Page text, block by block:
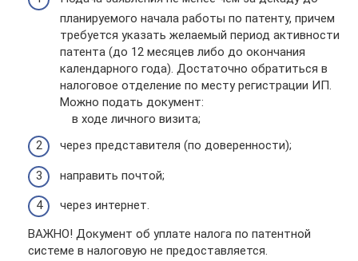
планируемого начала работы по патенту, причем
требуется указать желаемый период активности
патента (до 12 месяцев либо до окончания
календарного года). Достаточно обратиться в
налоговое отделение по месту регистрации ИП.
Можно подать документ:
в ходе личного визита;
через представителя (по доверенности);
направить почтой;
через интернет.
ВАЖНО! Документ об уплате налога по патентной
системе в налоговую не предоставляется.